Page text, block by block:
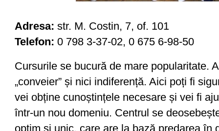
Adresa: str. M. Costin, 7, of. 101
Telefon: 0 798 3-37-02, 0 675 6-98-50
Cursurile se bucură de mare popularitate.
„conveier” și nici indiferență. Aici poți fi
vei obține cunoștințele necesare și vei fi
într-un nou domeniu. Centrul se
optim și unic, care are la bază predarea în